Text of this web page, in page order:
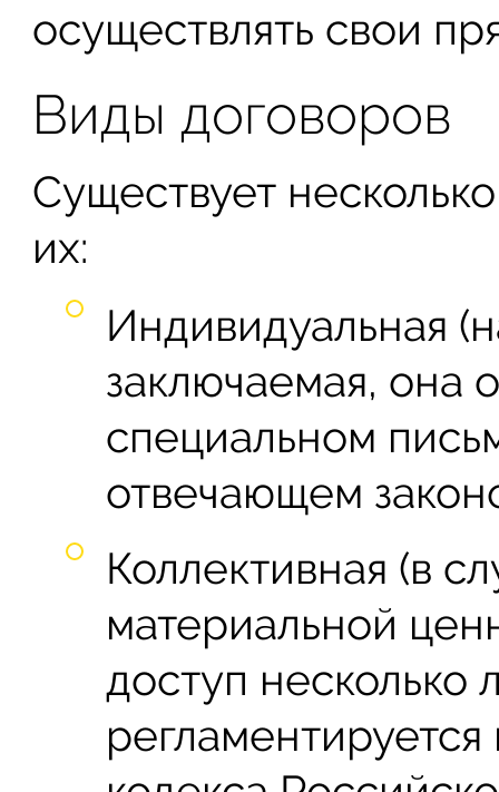
осуществлять свои
Виды договоров
Существует
их:
Индивидуальная
заключаемая, она
специальном
отвечающем
Коллективная (в
материальной
доступ несколько
регламентируется